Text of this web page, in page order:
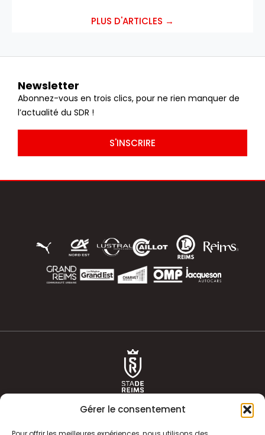
Gérer le consentement
PLUS D'ARTICLES →
Newsletter
Abonnez-vous en trois clics, pour ne rien manquer de
l’actualité du SDR !
S'INSCRIRE